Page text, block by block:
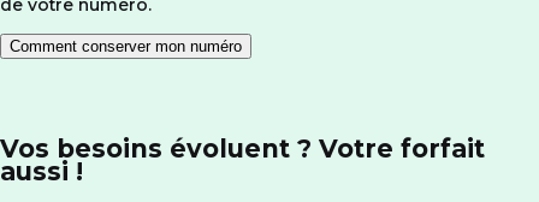
Comment conserver mon numéro
Vos besoins évoluent ? Votre forfait
aussi !